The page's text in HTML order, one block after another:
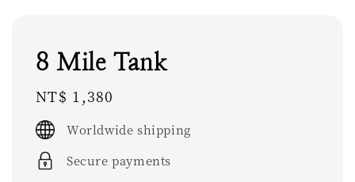
8 Mile Tank
Regular
price
NT$ 1,380
Worldwide shipping
Secure payments